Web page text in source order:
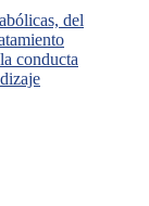
del
conducta